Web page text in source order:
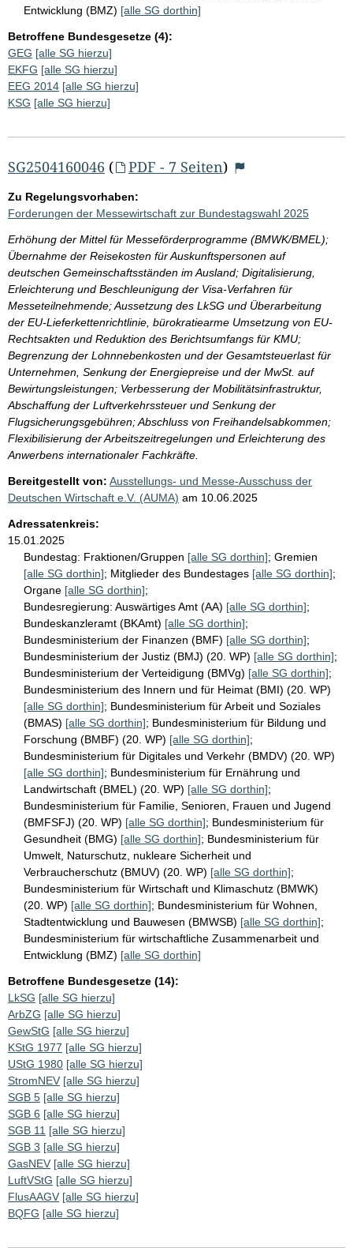
Entwicklung (BMZ) [alle SG dorthin]
Betroffene Bundesgesetze (4):
GEG [alle SG hierzu]
EKFG [alle SG hierzu]
EEG 2014 [alle SG hierzu]
KSG [alle SG hierzu]
SG2504160046 ( PDF - 7 Seiten)
Zu Regelungsvorhaben:
Forderungen der Messewirtschaft zur Bundestagswahl 2025
Erhöhung der Mittel für Messeförderprogramme (BMWK/BMEL);
Übernahme der Reisekosten für Auskunftspersonen auf
deutschen Gemeinschaftsständen im Ausland; Digitalisierung,
Erleichterung und Beschleunigung der Visa-Verfahren für
Messeteilnehmende; Aussetzung des LkSG und Überarbeitung
der EU-Lieferkettenrichtlinie, bürokratiearme Umsetzung von EU-
Rechtsakten und Reduktion des Berichtsumfangs für KMU;
Begrenzung der Lohnnebenkosten und der Gesamtsteuerlast für
Unternehmen, Senkung der Energiepreise und der MwSt. auf
Bewirtungsleistungen; Verbesserung der Mobilitätsinfrastruktur,
Abschaffung der Luftverkehrssteuer und Senkung der
Flugsicherungsgebühren; Abschluss von Freihandelsabkommen;
Flexibilisierung der Arbeitszeitregelungen und Erleichterung des
Anwerbens internationaler Fachkräfte.
Bereitgestellt von: Ausstellungs- und Messe-Ausschuss der
Deutschen Wirtschaft e.V. (AUMA) am 10.06.2025
Adressatenkreis:
15.01.2025
Bundestag: Fraktionen/Gruppen [alle SG dorthin]; Gremien
[alle SG dorthin]; Mitglieder des Bundestages [alle SG dorthin];
Organe [alle SG dorthin];
Bundesregierung: Auswärtiges Amt (AA) [alle SG dorthin];
Bundeskanzleramt (BKAmt) [alle SG dorthin];
Bundesministerium der Finanzen (BMF) [alle SG dorthin];
Bundesministerium der Justiz (BMJ) (20. WP) [alle SG dorthin];
Bundesministerium der Verteidigung (BMVg) [alle SG dorthin];
Bundesministerium des Innern und für Heimat (BMI) (20. WP)
[alle SG dorthin]; Bundesministerium für Arbeit und Soziales
(BMAS) [alle SG dorthin]; Bundesministerium für Bildung und
Forschung (BMBF) (20. WP) [alle SG dorthin];
Bundesministerium für Digitales und Verkehr (BMDV) (20. WP)
[alle SG dorthin]; Bundesministerium für Ernährung und
Landwirtschaft (BMEL) (20. WP) [alle SG dorthin];
Bundesministerium für Familie, Senioren, Frauen und Jugend
(BMFSFJ) (20. WP) [alle SG dorthin]; Bundesministerium für
Gesundheit (BMG) [alle SG dorthin]; Bundesministerium für
Umwelt, Naturschutz, nukleare Sicherheit und
Verbraucherschutz (BMUV) (20. WP) [alle SG dorthin];
Bundesministerium für Wirtschaft und Klimaschutz (BMWK)
(20. WP) [alle SG dorthin]; Bundesministerium für Wohnen,
Stadtentwicklung und Bauwesen (BMWSB) [alle SG dorthin];
Bundesministerium für wirtschaftliche Zusammenarbeit und
Entwicklung (BMZ) [alle SG dorthin]
Betroffene Bundesgesetze (14):
LkSG [alle SG hierzu]
ArbZG [alle SG hierzu]
GewStG [alle SG hierzu]
KStG 1977 [alle SG hierzu]
UStG 1980 [alle SG hierzu]
StromNEV [alle SG hierzu]
SGB 5 [alle SG hierzu]
SGB 6 [alle SG hierzu]
SGB 11 [alle SG hierzu]
SGB 3 [alle SG hierzu]
GasNEV [alle SG hierzu]
LuftVStG [alle SG hierzu]
FlusAAGV [alle SG hierzu]
BQFG [alle SG hierzu]